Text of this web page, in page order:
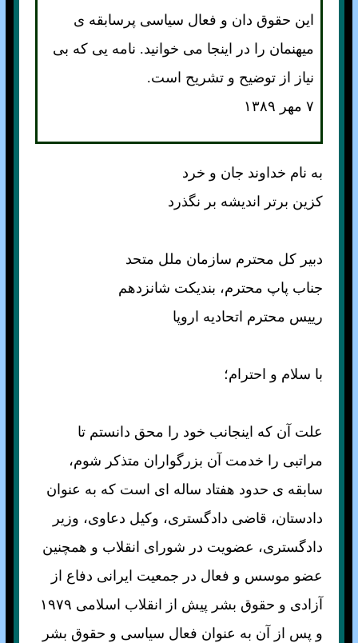
اين حقوق دان و فعال سياسی پرسابقه ی
ميهنمان را در اينجا می خوانيد. نامه يی که بی
نياز از توضيح و تشريح است.
۷ مهر ۱۳۸۹
به نام خداوند جان و خرد
كزين برتر انديشه بر نگذرد
دبير كل محترم سازمان ملل متحد
جناب پاپ محترم، بنديكت شانزدهم
رييس محترم اتحاديه اروپا
با سلام و احترام؛
علت آن كه اينجانب خود را محق دانستم تا
مراتبی را خدمت آن بزرگواران متذكر شوم،
سابقه ی حدود هفتاد ساله ای است كه به عنوان
دادستان، قاضی دادگستری، وكيل دعاوی، وزير
دادگستری، عضويت در شورای انقلاب و همچنين
عضو موسس و فعال در جمعيت ايرانی دفاع از
آزادی و حقوق بشر پيش از انقلاب اسلامی ۱۹۷۹
و پس از آن به عنوان فعال سياسی و حقوق بشر